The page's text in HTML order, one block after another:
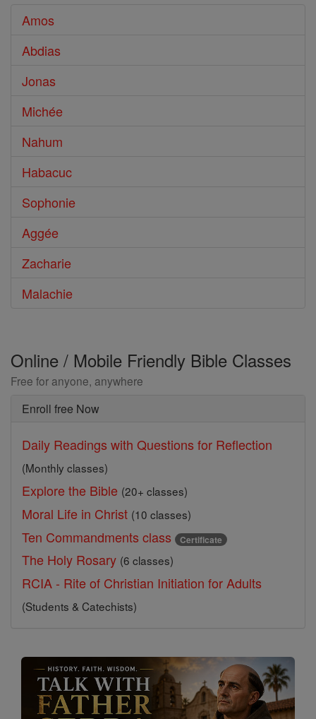
Amos
Abdias
Jonas
Michée
Nahum
Habacuc
Sophonie
Aggée
Zacharie
Malachie
Online / Mobile Friendly Bible Classes
Free for anyone, anywhere
Enroll free Now
Daily Readings with Questions for Reflection
(Monthly classes)
Explore the Bible (20+ classes)
Moral Life in Christ (10 classes)
Ten Commandments class Certificate
The Holy Rosary (6 classes)
RCIA - Rite of Christian Initiation for Adults
(Students & Catechists)